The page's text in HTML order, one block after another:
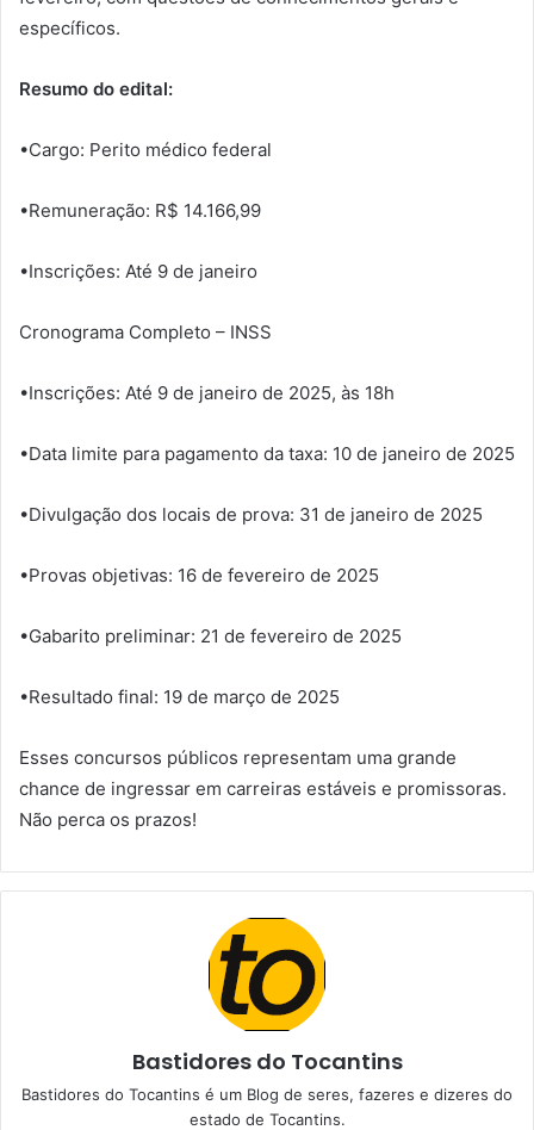
específicos.
Resumo do edital:
•Cargo: Perito médico federal
•Remuneração: R$ 14.166,99
•Inscrições: Até 9 de janeiro
Cronograma Completo – INSS
•Inscrições: Até 9 de janeiro de 2025, às 18h
•Data limite para pagamento da taxa: 10 de janeiro de 2025
•Divulgação dos locais de prova: 31 de janeiro de 2025
•Provas objetivas: 16 de fevereiro de 2025
•Gabarito preliminar: 21 de fevereiro de 2025
•Resultado final: 19 de março de 2025
Esses concursos públicos representam uma grande
chance de ingressar em carreiras estáveis e promissoras.
Não perca os prazos!
Bastidores do Tocantins
Bastidores do Tocantins é um Blog de seres, fazeres e dizeres do
estado de Tocantins.